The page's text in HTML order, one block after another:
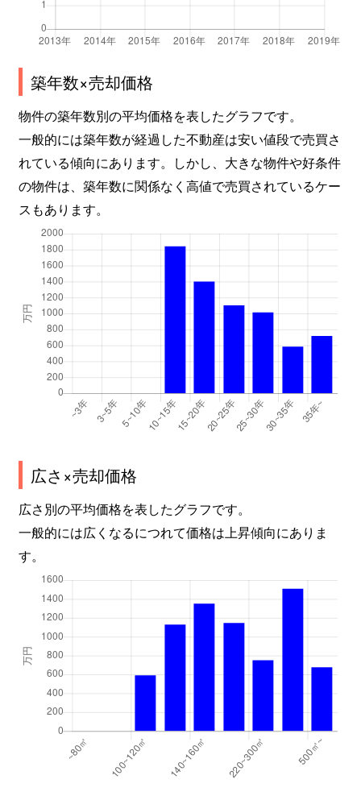
築年数×売却価格
物件の築年数別の平均価格を表したグラフです。
一般的には築年数が経過した不動産は安い値段で売買さ
れている傾向にあります。しかし、大きな物件や好条件
の物件は、築年数に関係なく高値で売買されているケー
スもあります。
広さ×売却価格
広さ別の平均価格を表したグラフです。
一般的には広くなるにつれて価格は上昇傾向にありま
す。